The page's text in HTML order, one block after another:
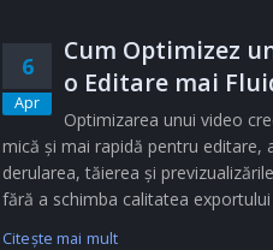
6
Apr
Cum Optimizez
o Editare mai
Optimizarea unui video
mică și mai rapidă pentru editare,
derularea, tăierea și
fără a schimba calitatea exportului
Citeşte mai mult